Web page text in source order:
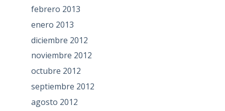
febrero 2013
enero 2013
diciembre 2012
noviembre 2012
octubre 2012
septiembre 2012
agosto 2012